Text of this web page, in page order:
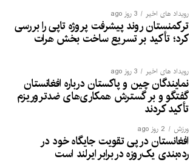
رویداد های اخیر 3 روز ago
ترکمنستان روند پیشرفت پروژه تاپی را بررسی
کرد؛ تأکید بر تسریع ساخت بخش هرات
رویداد های اخیر 3 روز ago
نمایندگان چین و پاکستان درباره افغانستان
گفتگو و بر گسترش همکاری‌های ضدتروریزم
تأکید کردند
ورزش 2 روز ago
افغانستان در پی تقویت جایگاه خود در
رده‌بندی یک‌روزه در برابر ایرلند است